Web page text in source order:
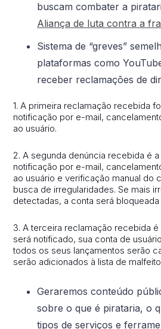
buscam combater a
Aliança de luta contra a
Sistema de “greves”
plataformas como
receber reclamações de
1. A primeira reclamação recebida
notificação por e-mail,
ao usuário.
2. A segunda denúncia recebida é
notificação por e-mail,
ao usuário e verificação manual do
busca de irregularidades. Se mais
detectadas, a conta será
3. A terceira reclamação recebida é
será notificado, sua conta de
todos os seus lançamentos serão
serão adicionados à lista de
Geraremos conteúdo
sobre o que é pirataria, o
tipos de serviços e